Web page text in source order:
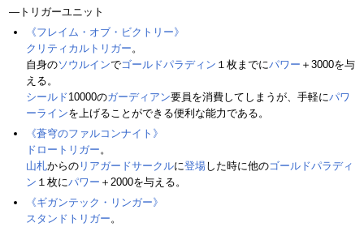
―トリガーユニット
《フレイム・オブ・ビクトリー》
クリティカルトリガー 。
自身のソウルインでゴールドパラディン １枚までにパワー ＋3000を与
える。
シールド10000のガーディアン要員を消費してしまうが、手軽にパワ
ーラインを上げることができる便利な能力である。
《蒼穹のファルコンナイト》
ドロートリガー 。
山札からの リアガードサークルに登場した時に他のゴールドパラディ
ン １枚にパワー ＋2000を与える。
《ギガンテック・リンガー》
スタンドトリガー 。